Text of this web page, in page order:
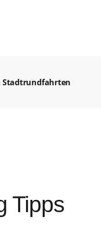
Stadtrundfahrten
Tipps